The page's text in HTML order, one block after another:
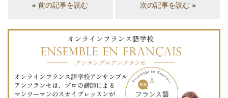
«前の記事を読む 次の記事を読む»